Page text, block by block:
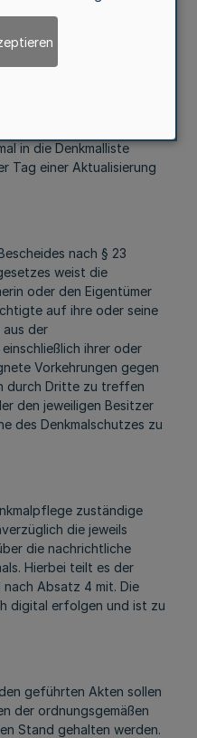
und
in die Denkmalliste
Tag einer Aktualisierung
nach § 23
weist die
oder den Eigentümer
auf ihre oder seine
der
ihrer oder
Vorkehrungen gegen
durch Dritte zu treffen
den jeweiligen Besitzer
des Denkmalschutzes zu
zuständige
die jeweils
die nachrichtliche
Hierbei teilt es der
Absatz 4 mit. Die
digital erfolgen und ist zu
geführten Akten sollen
der ordnungsgemäßen
Stand gehalten werden.